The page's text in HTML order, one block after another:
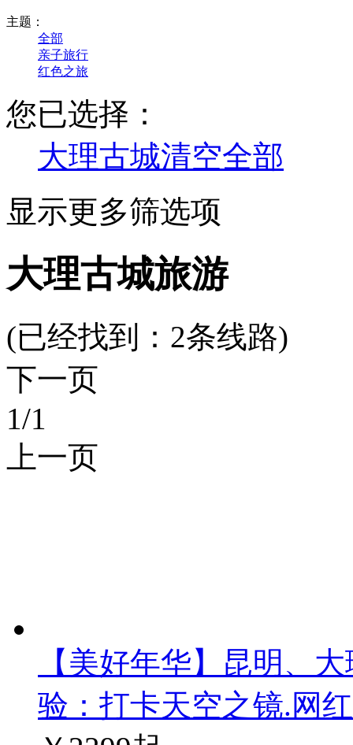
主题：
全部
亲子旅行
红色之旅
您已选择：
大理古城清空全部
显示更多筛选项
大理古城旅游
(已经找到： 2条线路)
下一页
1/1
上一页
【美好年华】昆明、
验：打卡天空之镜.网